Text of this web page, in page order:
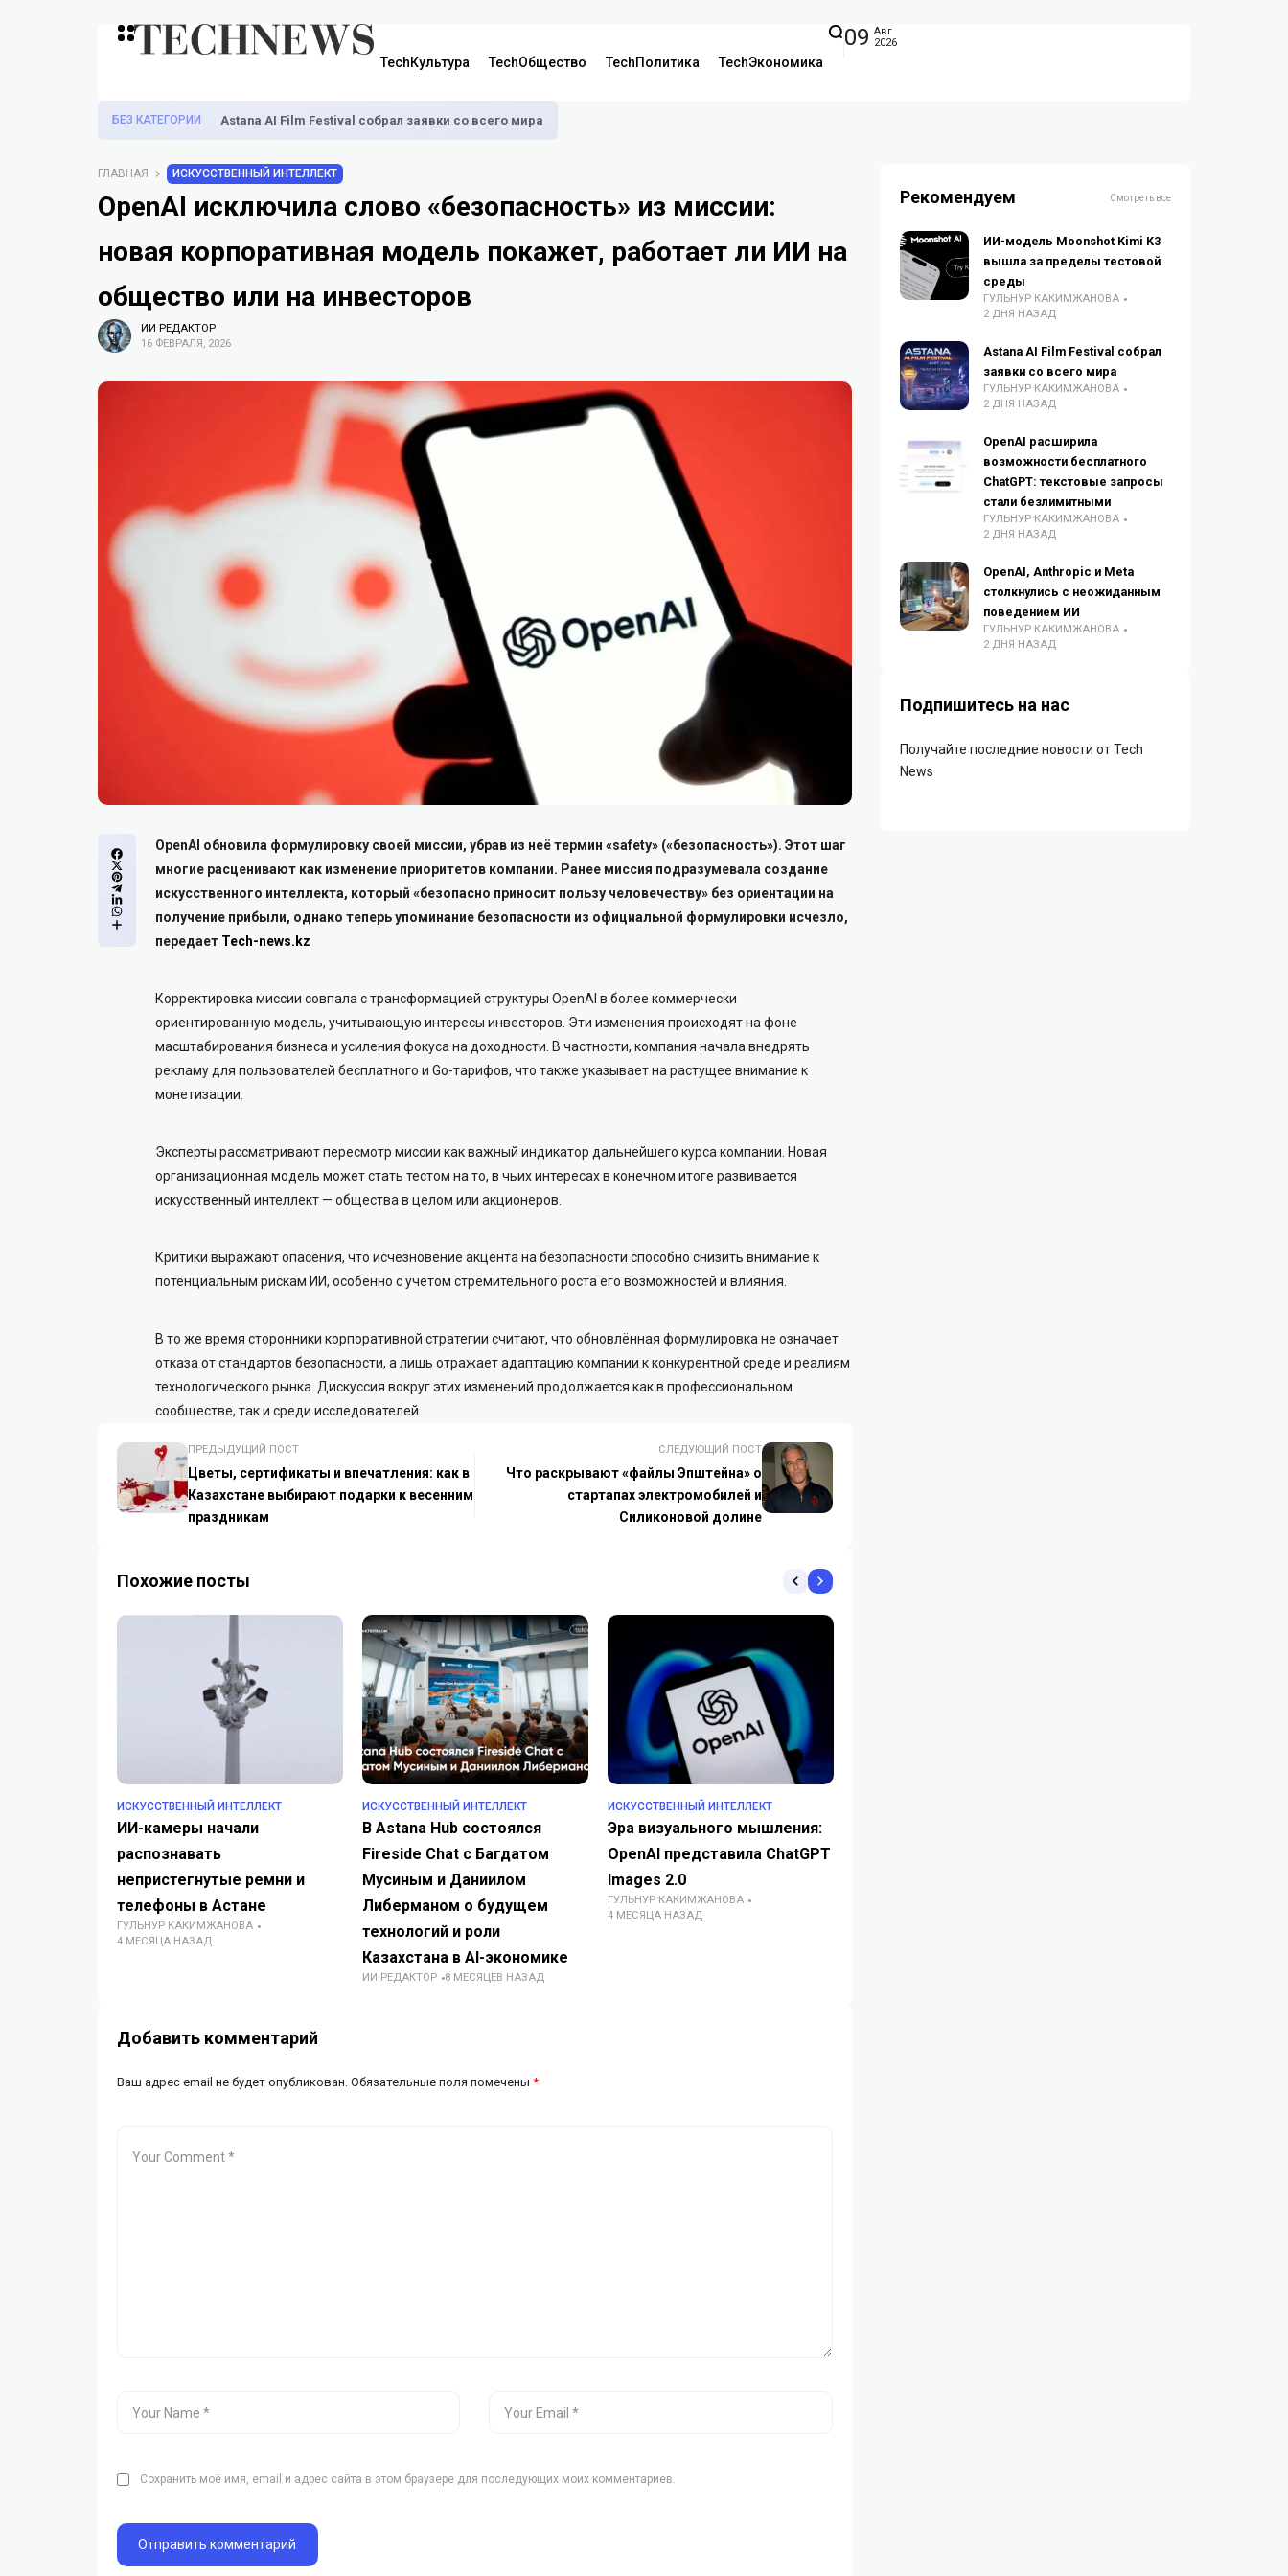
TechКультура TechОбщество TechПолитика TechЭкономика
09 Авг
2026
БЕЗ КАТЕГОРИИ Astana AI Film Festival собрал заявки со всего мира
ГЛАВНАЯ ИСКУССТВЕННЫЙ ИНТЕЛЛЕКТ
OpenAI исключила слово «безопасность» из миссии:
новая корпоративная модель покажет, работает ли ИИ на
общество или на инвесторов
ИИ РЕДАКТОР
16 ФЕВРАЛЯ, 2026
OpenAI обновила формулировку своей миссии, убрав из неё термин «safety» («безопасность»). Этот шаг
многие расценивают как изменение приоритетов компании. Ранее миссия подразумевала создание
искусственного интеллекта, который «безопасно приносит пользу человечеству» без ориентации на
получение прибыли, однако теперь упоминание безопасности из официальной формулировки исчезло,
передает Tech-news.kz
Корректировка миссии совпала с трансформацией структуры OpenAI в более коммерчески
ориентированную модель, учитывающую интересы инвесторов. Эти изменения происходят на фоне
масштабирования бизнеса и усиления фокуса на доходности. В частности, компания начала внедрять
рекламу для пользователей бесплатного и Go-тарифов, что также указывает на растущее внимание к
монетизации.
Эксперты рассматривают пересмотр миссии как важный индикатор дальнейшего курса компании. Новая
организационная модель может стать тестом на то, в чьих интересах в конечном итоге развивается
искусственный интеллект — общества в целом или акционеров.
Критики выражают опасения, что исчезновение акцента на безопасности способно снизить внимание к
потенциальным рискам ИИ, особенно с учётом стремительного роста его возможностей и влияния.
В то же время сторонники корпоративной стратегии считают, что обновлённая формулировка не означает
отказа от стандартов безопасности, а лишь отражает адаптацию компании к конкурентной среде и реалиям
технологического рынка. Дискуссия вокруг этих изменений продолжается как в профессиональном
сообществе, так и среди исследователей.
ПРЕДЫДУЩИЙ ПОСТ
Цветы, сертификаты и впечатления: как в
Казахстане выбирают подарки к весенним
праздникам
СЛЕДУЮЩИЙ ПОСТ
Что раскрывают «файлы Эпштейна» о
стартапах электромобилей и
Силиконовой долине
Похожие посты
ИСКУССТВЕННЫЙ ИНТЕЛЛЕКТ
ИИ-камеры начали
распознавать
непристегнутые ремни и
телефоны в Астане
ГУЛЬНУР КАКИМЖАНОВА
4 МЕСЯЦА НАЗАД
ИСКУССТВЕННЫЙ ИНТЕЛЛЕКТ
В Astana Hub состоялся
Fireside Chat с Багдатом
Мусиным и Даниилом
Либерманом о будущем
технологий и роли
Казахстана в AI-экономике
ИИ РЕДАКТОР 8 МЕСЯЦЕВ НАЗАД
ИСКУССТВЕННЫЙ ИНТЕЛЛЕКТ
Эра визуального мышления:
OpenAI представила ChatGPT
Images 2.0
ГУЛЬНУР КАКИМЖАНОВА
4 МЕСЯЦА НАЗАД
Добавить комментарий
Ваш адрес email не будет опубликован. Обязательные поля помечены *
Сохранить моё имя, email и адрес сайта в этом браузере для последующих моих комментариев.
Рекомендуем Смотреть все
ИИ-модель Moonshot Kimi K3
вышла за пределы тестовой
среды
ГУЛЬНУР КАКИМЖАНОВА
2 ДНЯ НАЗАД
Astana AI Film Festival собрал
заявки со всего мира
ГУЛЬНУР КАКИМЖАНОВА
2 ДНЯ НАЗАД
OpenAI расширила
возможности бесплатного
ChatGPT: текстовые запросы
стали безлимитными
ГУЛЬНУР КАКИМЖАНОВА
2 ДНЯ НАЗАД
OpenAI, Anthropic и Meta
столкнулись с неожиданным
поведением ИИ
ГУЛЬНУР КАКИМЖАНОВА
2 ДНЯ НАЗАД
Подпишитесь на нас
Получайте последние новости от Tech
News